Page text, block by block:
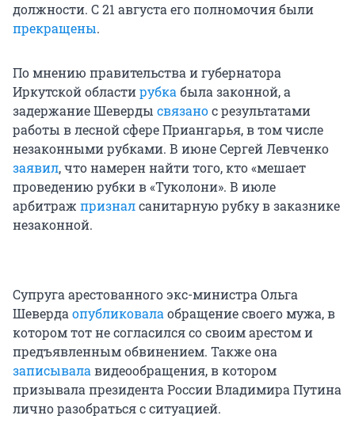
должности. С 21 августа его полномочия были
прекращены.
По мнению правительства и губернатора
Иркутской областирубка была законной, а
задержание Шеверды связанос результатами
работы в лесной сфере Приангарья, в том числе
незаконными рубками. В июне Сергей Левченко
заявил, что намерен найти того, кто «мешает
проведению рубки в «Туколони». В июле
арбитраж призналсанитарную рубку в заказнике
незаконной.
Супруга арестованного экс-министра Ольга
Шеверда опубликовала обращение своего мужа, в
котором тот не согласился со своим арестом и
предъявленным обвинением. Также она
записывала видеообращения, в котором
призывала президента России Владимира Путина
лично разобраться с ситуацией.